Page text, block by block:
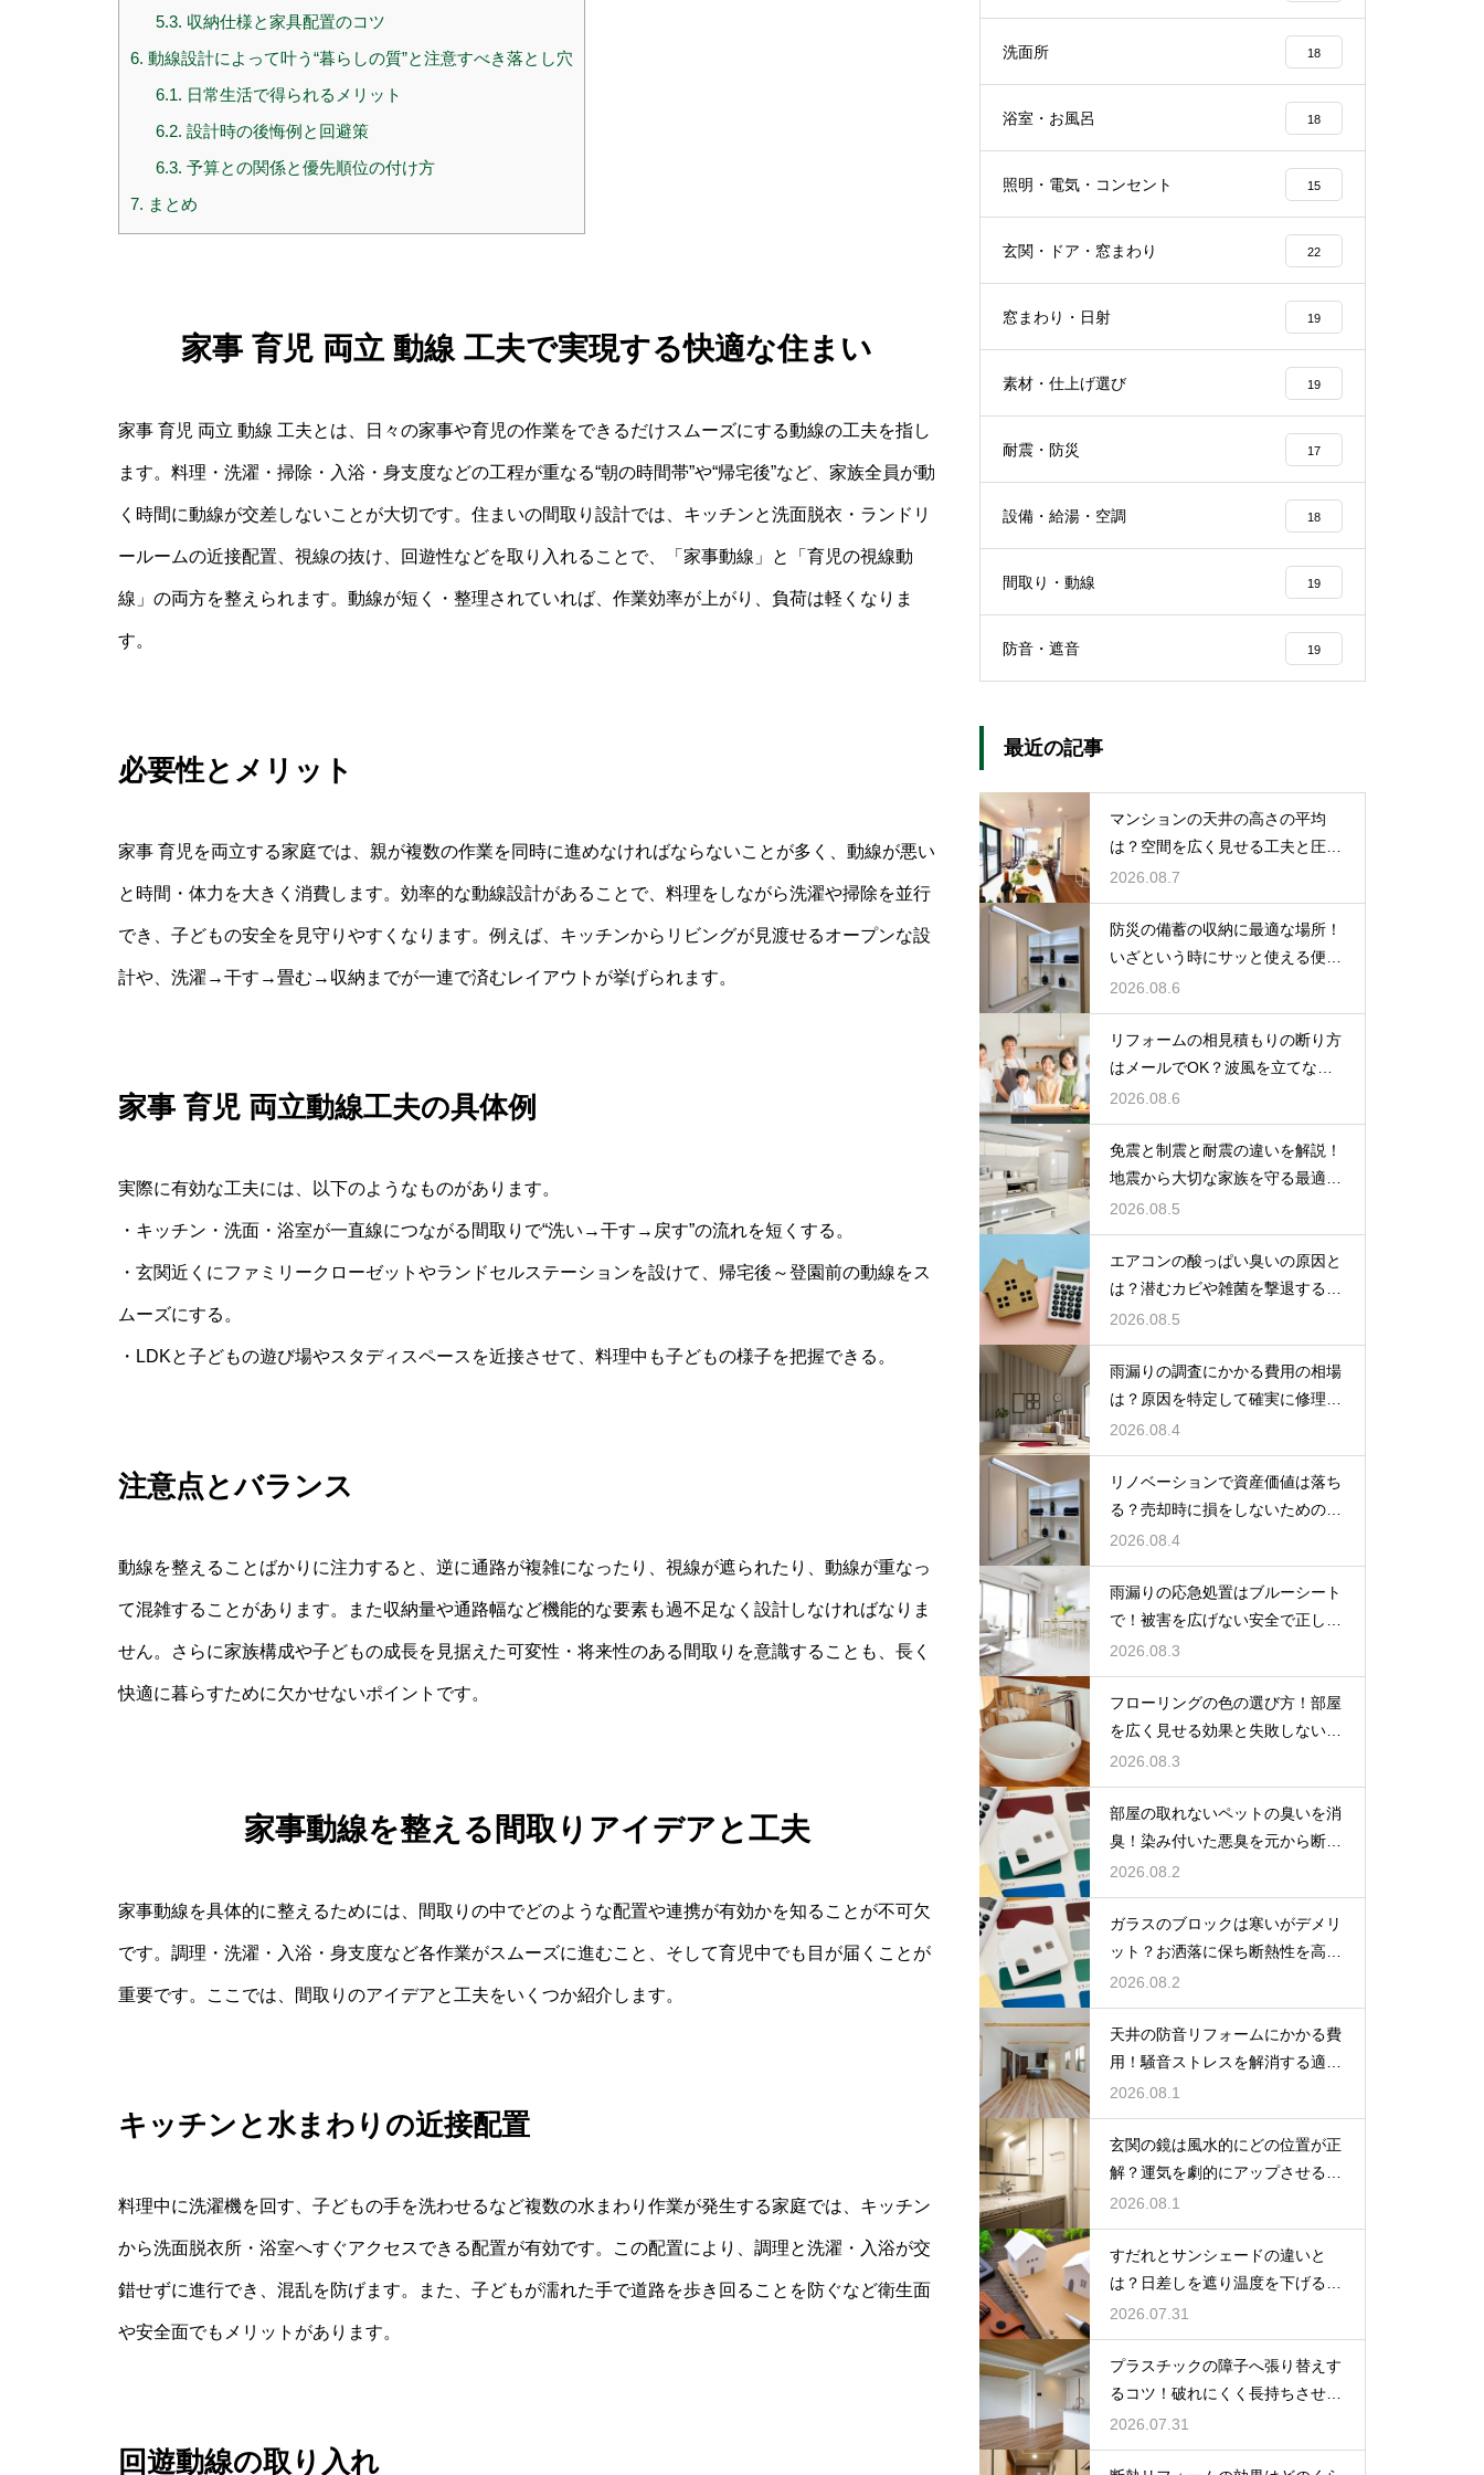
5.3. 収納仕様と家具配置のコツ
6. 動線設計によって叶う“暮らしの質”と注意すべき落とし穴
6.1. 日常生活で得られるメリット
6.2. 設計時の後悔例と回避策
6.3. 予算との関係と優先順位の付け方
7. まとめ
家事 育児 両立 動線 工夫で実現する快適な住まい
家事 育児 両立 動線 工夫とは、日々の家事や育児の作業をできるだけスムーズにする動線の工夫を指し
ます。料理・洗濯・掃除・入浴・身支度などの工程が重なる“朝の時間帯”や“帰宅後”など、家族全員が動
く時間に動線が交差しないことが大切です。住まいの間取り設計では、キッチンと洗面脱衣・ランドリ
ールームの近接配置、視線の抜け、回遊性などを取り入れることで、「家事動線」と「育児の視線動
線」の両方を整えられます。動線が短く・整理されていれば、作業効率が上がり、負荷は軽くなりま
す。
必要性とメリット
家事 育児を両立する家庭では、親が複数の作業を同時に進めなければならないことが多く、動線が悪い
と時間・体力を大きく消費します。効率的な動線設計があることで、料理をしながら洗濯や掃除を並行
でき、子どもの安全を見守りやすくなります。例えば、キッチンからリビングが見渡せるオープンな設
計や、洗濯→干す→畳む→収納までが一連で済むレイアウトが挙げられます。
家事 育児 両立動線工夫の具体例
実際に有効な工夫には、以下のようなものがあります。
・キッチン・洗面・浴室が一直線につながる間取りで“洗い→干す→戻す”の流れを短くする。
・玄関近くにファミリークローゼットやランドセルステーションを設けて、帰宅後～登園前の動線をス
ムーズにする。
・LDKと子どもの遊び場やスタディスペースを近接させて、料理中も子どもの様子を把握できる。
注意点とバランス
動線を整えることばかりに注力すると、逆に通路が複雑になったり、視線が遮られたり、動線が重なっ
て混雑することがあります。また収納量や通路幅など機能的な要素も過不足なく設計しなければなりま
せん。さらに家族構成や子どもの成長を見据えた可変性・将来性のある間取りを意識することも、長く
快適に暮らすために欠かせないポイントです。
家事動線を整える間取りアイデアと工夫
家事動線を具体的に整えるためには、間取りの中でどのような配置や連携が有効かを知ることが不可欠
です。調理・洗濯・入浴・身支度など各作業がスムーズに進むこと、そして育児中でも目が届くことが
重要です。ここでは、間取りのアイデアと工夫をいくつか紹介します。
キッチンと水まわりの近接配置
料理中に洗濯機を回す、子どもの手を洗わせるなど複数の水まわり作業が発生する家庭では、キッチン
から洗面脱衣所・浴室へすぐアクセスできる配置が有効です。この配置により、調理と洗濯・入浴が交
錯せずに進行でき、混乱を防げます。また、子どもが濡れた手で道路を歩き回ることを防ぐなど衛生面
や安全面でもメリットがあります。
回遊動線の取り入れ
洗面所 18
浴室・お風呂 18
照明・電気・コンセント 15
玄関・ドア・窓まわり 22
窓まわり・日射 19
素材・仕上げ選び 19
耐震・防災 17
設備・給湯・空調 18
間取り・動線 19
防音・遮音 19
最近の記事
マンションの天井の高さの平均
は？空間を広く見せる工夫と圧迫
感を無くす技
2026.08.7
防災の備蓄の収納に最適な場所！
いざという時にサッと使える便利
ストック術
2026.08.6
リフォームの相見積もりの断り方
はメールでOK？波風を立てない
丁寧な文面
2026.08.6
免震と制震と耐震の違いを解説！
地震から大切な家族を守る最適な
住宅の構造
2026.08.5
エアコンの酸っぱい臭いの原因と
は？潜むカビや雑菌を撃退するお
手入れ術
2026.08.5
雨漏りの調査にかかる費用の相場
は？原因を特定して確実に修理す
るプロの技
2026.08.4
リノベーションで資産価値は落ち
る？売却時に損をしないための重
要な注意点
2026.08.4
雨漏りの応急処置はブルーシート
で！被害を広げない安全で正しい
張り方
2026.08.3
フローリングの色の選び方！部屋
を広く見せる効果と失敗しないイ
ンテリア術
2026.08.3
部屋の取れないペットの臭いを消
臭！染み付いた悪臭を元から断つ
お掃除術
2026.08.2
ガラスのブロックは寒いがデメリ
ット？お洒落に保ち断熱性を高め
る裏ワザ
2026.08.2
天井の防音リフォームにかかる費
用！騒音ストレスを解消する適正
な工事相場
2026.08.1
玄関の鏡は風水的にどの位置が正
解？運気を劇的にアップさせるレ
イアウト術
2026.08.1
すだれとサンシェードの違いと
は？日差しを遮り温度を下げる賢
い日よけ対策
2026.07.31
プラスチックの障子へ張り替えす
るコツ！破れにくく長持ちさせる
プロの技
2026.07.31